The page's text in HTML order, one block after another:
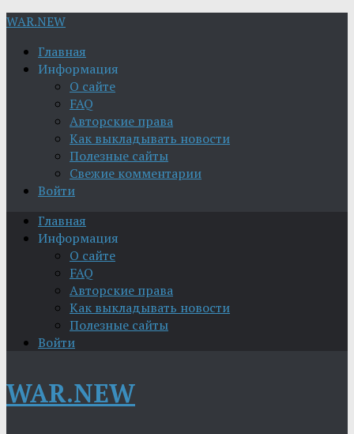
WAR.NEW
Главная
Информация
О сайте
FAQ
Авторские права
Как выкладывать новости
Полезные сайты
Свежие комментарии
Войти
Главная
Информация
О сайте
FAQ
Авторские права
Как выкладывать новости
Полезные сайты
Войти
WAR.NEW